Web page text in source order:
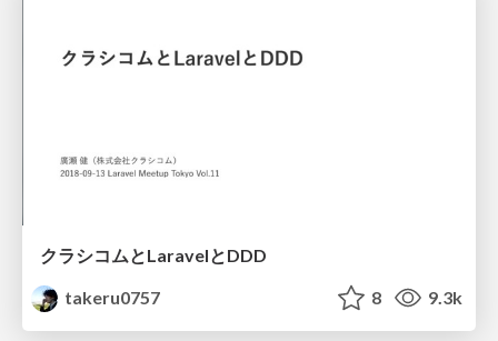
クラシコムとLaravelとDDD
takeru0757
8 9.3k